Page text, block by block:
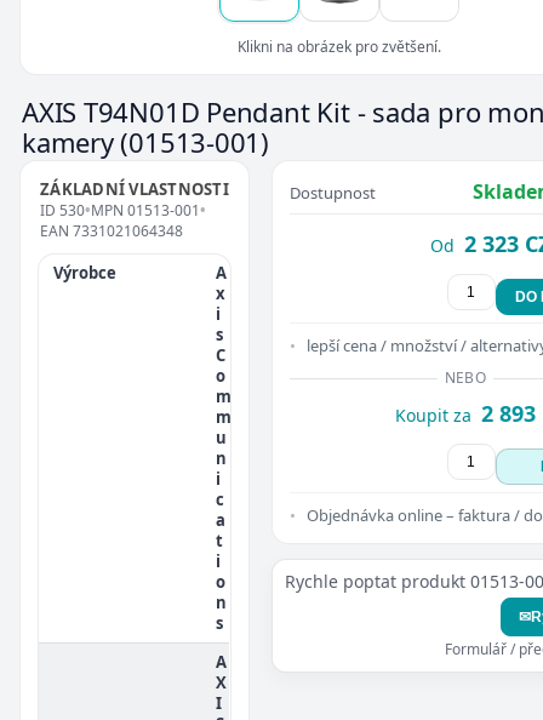
Klikni na obrázek pro zvětšení.
AXIS T94N01D Pendant Kit - sada pro
kamery(01513-001)
ZÁKLADNÍ VLASTNOSTI
ID 530•MPN 01513-001•
EAN 7331021064348
Výrobce
A
x
i
s
C
o
m
m
u
n
i
c
a
t
i
o
n
s
A
X
I
Dostupnost
Od 2 323
DO
lepší cena / množství /
NEBO
Koupit za 2 893
Objednávka online – faktura /
Rychle poptat produkt 01513-
✉
Formulář /